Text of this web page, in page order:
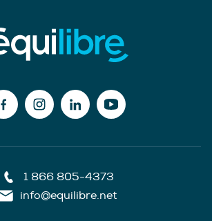
1 866 805-4373
info@equilibre.net